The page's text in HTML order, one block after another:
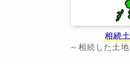
相続
～相続した土